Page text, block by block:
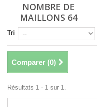
NOMBRE DE
MAILLONS 64
Tri
Comparer (0)
Résultats 1 - 1 sur 1.